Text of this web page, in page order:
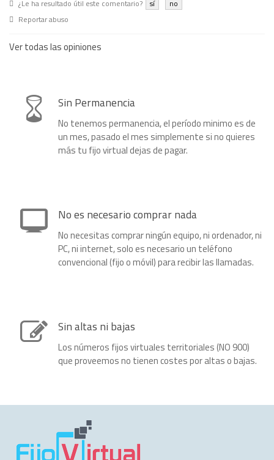
¿Le ha resultado útil este comentario? sí
no
Reportar abuso
Ver todas las opiniones
Sin Permanencia
No tenemos permanencia, el período minimo es de
un mes, pasado el mes simplemente si no quieres
más tu fijo virtual dejas de pagar.
No es necesario comprar nada
No necesitas comprar ningún equipo, ni ordenador, ni
PC, ni internet, solo es necesario un teléfono
convencional (fijo o móvil) para recibir las llamadas.
Sin altas ni bajas
Los números fijos virtuales territoriales (NO 900)
que proveemos no tienen costes por altas o bajas.